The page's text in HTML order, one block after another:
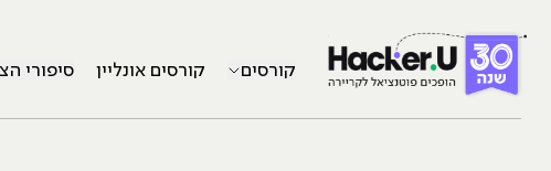
קורסים קורסים אונליין סיפורי